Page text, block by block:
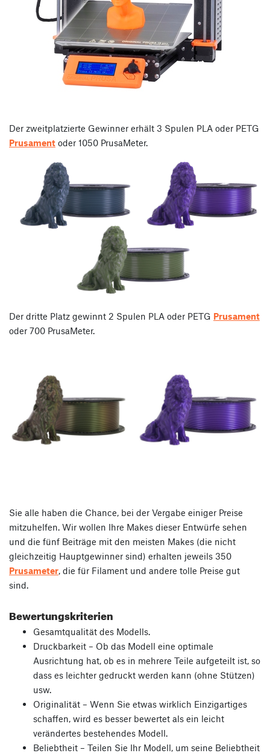
Der zweitplatzierte Gewinner erhält 3 Spulen PLA oder PETG
Prusament oder 1050 PrusaMeter.
Der dritte Platz gewinnt 2 Spulen PLA oder PETG Prusament
oder 700 PrusaMeter.
Sie alle haben die Chance, bei der Vergabe einiger Preise
mitzuhelfen. Wir wollen Ihre Makes dieser Entwürfe sehen
und die fünf Beiträge mit den meisten Makes (die nicht
gleichzeitig Hauptgewinner sind) erhalten jeweils 350
Prusameter, die für Filament und andere tolle Preise gut
sind.
Bewertungskriterien
Gesamtqualität des Modells.
Druckbarkeit – Ob das Modell eine optimale
Ausrichtung hat, ob es in mehrere Teile aufgeteilt ist, so
dass es leichter gedruckt werden kann (ohne Stützen)
usw.
Originalität – Wenn Sie etwas wirklich Einzigartiges
schaffen, wird es besser bewertet als ein leicht
verändertes bestehendes Modell.
Beliebtheit – Teilen Sie Ihr Modell, um seine Beliebtheit